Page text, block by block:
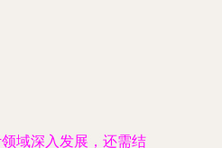
域深入发展，还需结